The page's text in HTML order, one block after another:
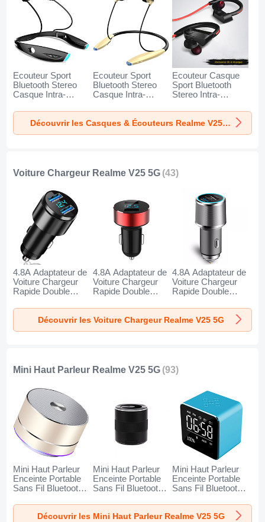
Ecouteur Sport
Bluetooth Stereo
Casque Intra-
Oreillette H52 pour
Realme V25 5G
Noir
Ecouteur Sport
Bluetooth Stereo
Casque Intra-
Oreillette H51 pour
Realme V25 5G Or
Ecouteur Casque
Sport Bluetooth
Stereo Intra-
Oreillette H53 pour
Realme V25 5G
Noir
Découvrir les Casques & Écouteurs Realme V25 5G
Voiture Chargeur Realme V25 5G (43)
4.8A Adaptateur de
Voiture Chargeur
Rapide Double
K10 pour Realme
V25 5G Noir
4.8A Adaptateur de
Voiture Chargeur
Rapide Double
K07 pour Realme
V25 5G Rouge
4.8A Adaptateur de
Voiture Chargeur
Rapide Double
K08 pour Realme
V25 5G Argent
Découvrir les Voiture Chargeur Realme V25 5G
Mini Haut Parleur Realme V25 5G (93)
Mini Haut Parleur
Enceinte Portable
Sans Fil Bluetooth
pour Realme V25
Mini Haut Parleur
Enceinte Portable
Sans Fil Bluetooth
pour Realme V25
5G Noir
Mini Haut Parleur
Enceinte Portable
Sans Fil Bluetooth
pour Realme V25
5G Bleu
Découvrir les Mini Haut Parleur Realme V25 5G